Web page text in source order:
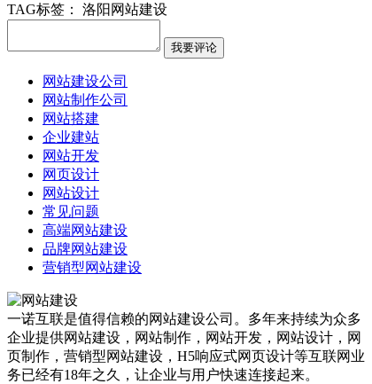
TAG标签：
洛阳网站建设
网站建设公司
网站制作公司
网站搭建
企业建站
网站开发
网页设计
网站设计
常见问题
高端网站建设
品牌网站建设
营销型网站建设
一诺互联是值得信赖的网站建设公司。多年来持续为众多
企业提供网站建设，网站制作，网站开发，网站设计，网
页制作，营销型网站建设，H5响应式网页设计等互联网业
务已经有18年之久，让企业与用户快速连接起来。